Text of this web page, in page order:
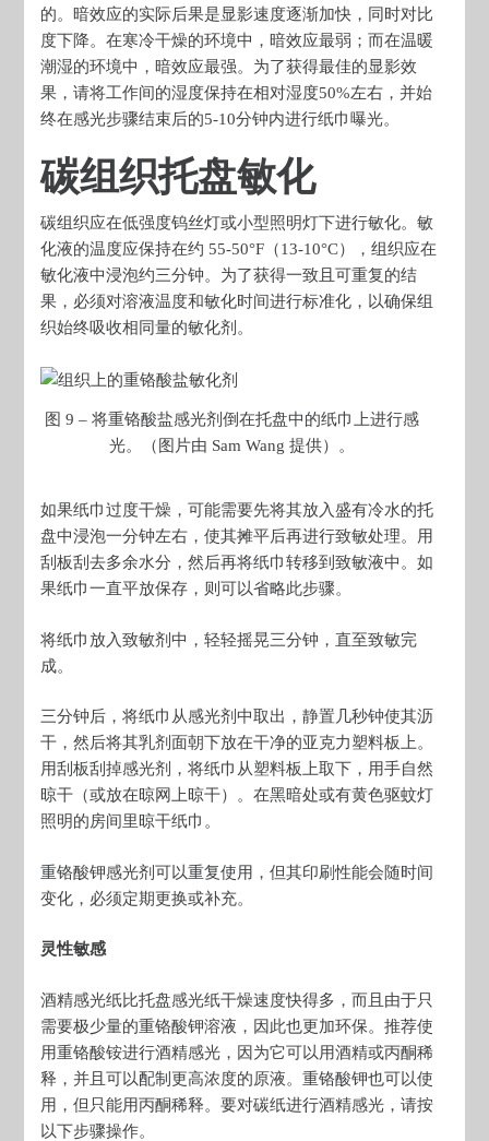
的。暗效应的实际后果是显影速度逐渐加快，同时对比
度下降。在寒冷干燥的环境中，暗效应最弱；而在温暖
潮湿的环境中，暗效应最强。为了获得最佳的显影效
果，请将工作间的湿度保持在相对湿度50%左右，并始
终在感光步骤结束后的5-10分钟内进行纸巾曝光。
碳组织托盘敏化
碳组织应在低强度钨丝灯或小型照明灯下进行敏化。敏
化液的温度应保持在约 55-50°F（13-10°C），组织应在
敏化液中浸泡约三分钟。为了获得一致且可重复的结
果，必须对溶液温度和敏化时间进行标准化，以确保组
织始终吸收相同量的敏化剂。
图 9 – 将重铬酸盐感光剂倒在托盘中的纸巾上进行感
光。（图片由 Sam Wang 提供）。
如果纸巾过度干燥，可能需要先将其放入盛有冷水的托
盘中浸泡一分钟左右，使其摊平后再进行致敏处理。用
刮板刮去多余水分，然后再将纸巾转移到致敏液中。如
果纸巾一直平放保存，则可以省略此步骤。
将纸巾放入致敏剂中，轻轻摇晃三分钟，直至致敏完
成。
三分钟后，将纸巾从感光剂中取出，静置几秒钟使其沥
干，然后将其乳剂面朝下放在干净的亚克力塑料板上。
用刮板刮掉感光剂，将纸巾从塑料板上取下，用手自然
晾干（或放在晾网上晾干）。在黑暗处或有黄色驱蚊灯
照明的房间里晾干纸巾。
重铬酸钾感光剂可以重复使用，但其印刷性能会随时间
变化，必须定期更换或补充。
灵性敏感
酒精感光纸比托盘感光纸干燥速度快得多，而且由于只
需要极少量的重铬酸钾溶液，因此也更加环保。推荐使
用重铬酸铵进行酒精感光，因为它可以用酒精或丙酮稀
释，并且可以配制更高浓度的原液。重铬酸钾也可以使
用，但只能用丙酮稀释。要对碳纸进行酒精感光，请按
以下步骤操作。